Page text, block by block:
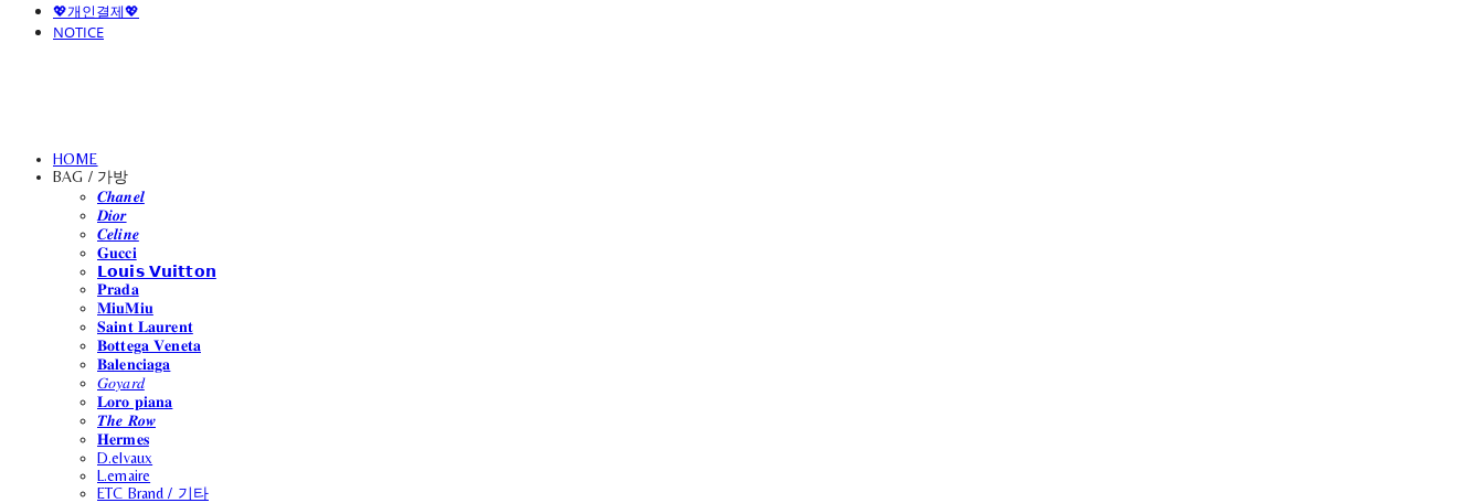
💖개인결제💖
NOTICE
HOME
BAG / 가방
𝑪𝒉𝒂𝒏𝒆𝒍
𝑫𝒊𝒐𝒓
𝑪𝒆𝒍𝒊𝒏𝒆
𝐆𝐮𝐜𝐜𝐢
𝗟𝗼𝘂𝗶𝘀 𝗩𝘂𝗶𝘁𝘁𝗼𝗻
𝐏𝐫𝐚𝐝𝐚
𝐌𝐢𝐮𝐌𝐢𝐮
𝐒𝐚𝐢𝐧𝐭 𝐋𝐚𝐮𝐫𝐞𝐧𝐭
𝐁𝐨𝐭𝐭𝐞𝐠𝐚 𝐕𝐞𝐧𝐞𝐭𝐚
𝐁𝐚𝐥𝐞𝐧𝐜𝐢𝐚𝐠𝐚
𝐺𝑜𝑦𝑎𝑟𝑑
𝐋𝐨𝐫𝐨 𝐩𝐢𝐚𝐧𝐚
𝑻𝒉𝒆 𝑹𝒐𝒘
𝐇𝐞𝐫𝐦𝐞𝐬
D.elvaux
L.emaire
ETC Brand / 기타